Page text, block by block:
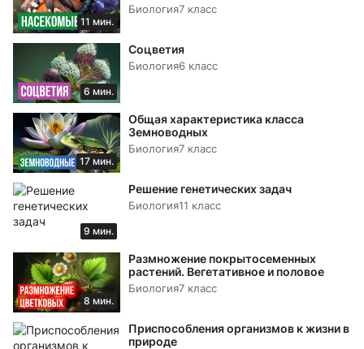
11 мин.
Биология7 класс
6 мин.
Соцветия
Биология6 класс
17 мин.
Общая характеристика класса
Земноводных
Биология7 класс
9 мин.
Решение генетических задач
Биология11 класс
8 мин.
Размножение покрытосеменных
растений. Вегетативное и половое
Биология7 класс
Приспособления организмов к жизни в
природе